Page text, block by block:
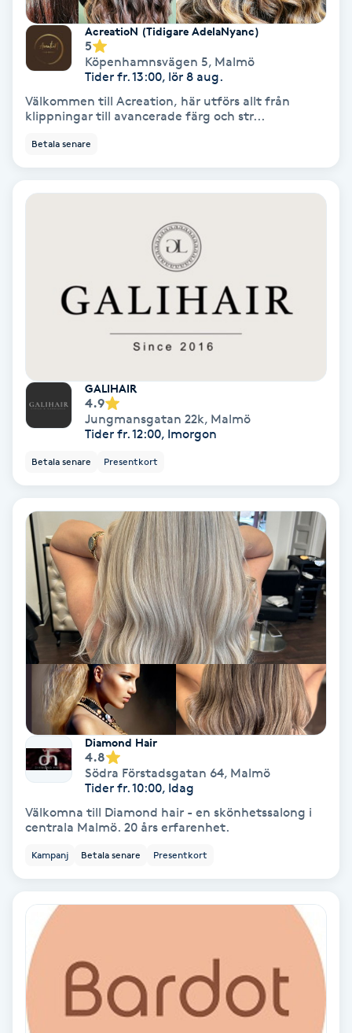
Regndroppsmassage
Reikihealing
Reiki massage
Ryggmassage
Samtalsterapi
Senioryoga
Shiatsu
Singelfransar
Sjukgymnastik
Skalpmassage
Skinbooster
Sklerosering
Skoinlägg
Skägg
Skäggfärgning
Skäggklippning
Skäggtrimmning
Skönhet
AcreatioN (Tidigare AdelaNyanc)
5
Köpenhamnsvägen 5, Malmö
Tider fr. 13:00, lör 8 aug.
Välkommen till Acreation, här utförs allt från
klippningar till avancerade färg och str...
Betala senare
GALIHAIR
4.9
Jungmansgatan 22k, Malmö
Tider fr. 12:00, Imorgon
Betala senare Presentkort
Diamond Hair
4.8
Södra Förstadsgatan 64, Malmö
Tider fr. 10:00, Idag
Välkomna till Diamond hair - en skönhetssalong i
centrala Malmö. 20 års erfarenhet.
Kampanj Betala senare Presentkort